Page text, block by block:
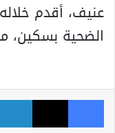
عنيف، أقدم
الضحية بسكين،
فيسبوك ‫X